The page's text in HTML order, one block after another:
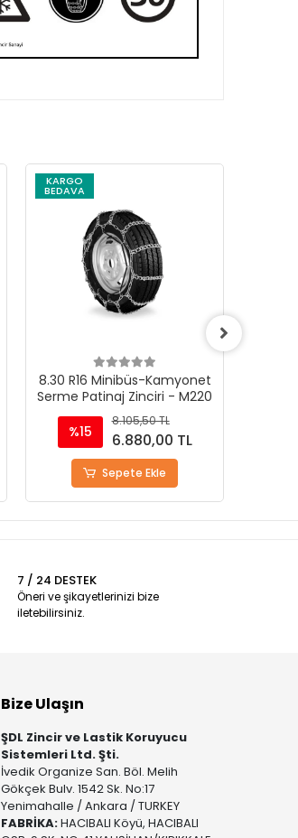
KARGO
BEDAVA
8.30 R16 Minibüs-Kamyonet
Serme Patinaj Zinciri - M220
%15
8.105,50 TL
6.880,00 TL
Sepete Ekle
7 / 24 DESTEK
Öneri ve şikayetlerinizi bize
iletebilirsiniz.
Bize Ulaşın
ŞDL Zincir ve Lastik Koruyucu
Sistemleri Ltd. Şti.
İvedik Organize San. Böl. Melih
Gökçek Bulv. 1542 Sk. No:17
Yenimahalle / Ankara / TURKEY
FABRİKA:HACIBALI Köyü, HACIBALI